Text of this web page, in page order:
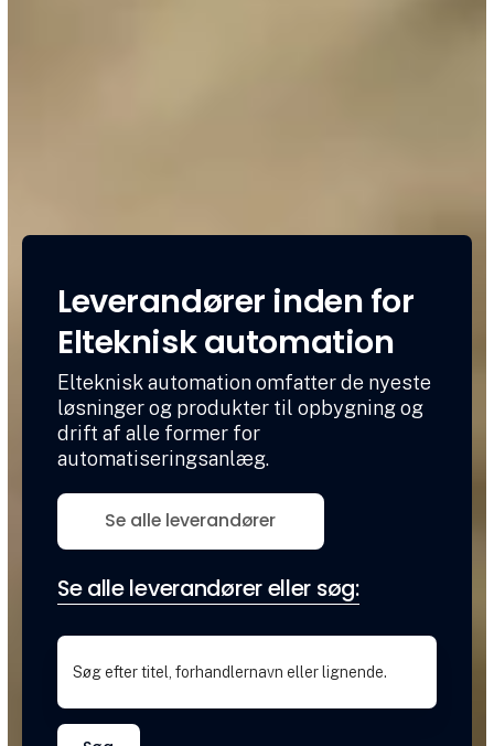
Leverandører inden for
Elteknisk automation
Elteknisk automation omfatter de nyeste
løsninger og produkter til opbygning og
drift af alle former for
automatiseringsanlæg.
Se alle leverandører
Se alle leverandører eller søg: